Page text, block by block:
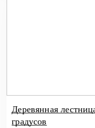
Деревянная
градусов